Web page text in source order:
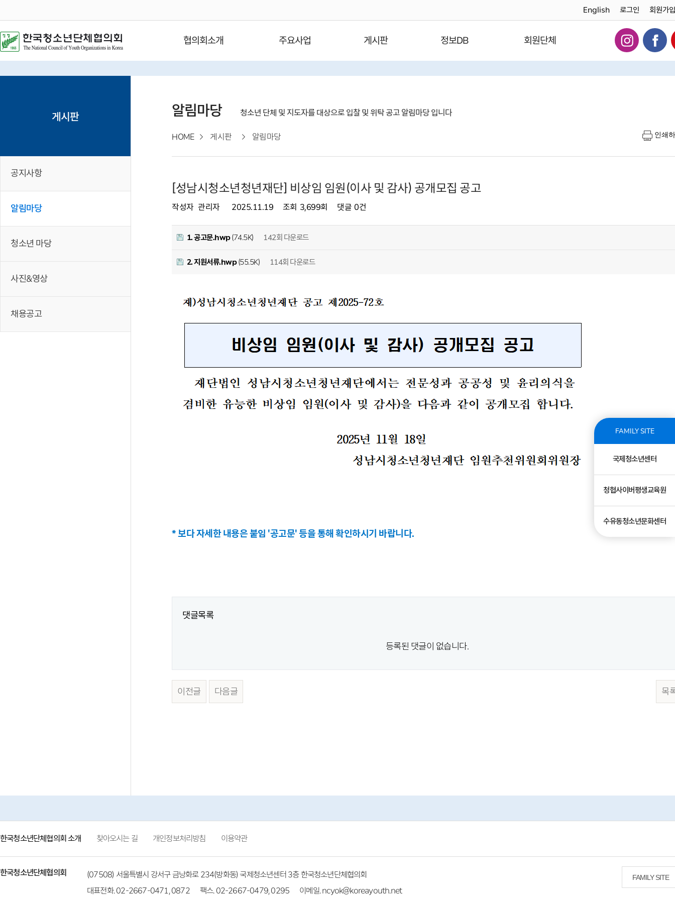
English 로그인 회원가입
협의회소개 주요사업 게시판 정보DB 회원단체
FAMILY SITE
국제청소년센터
청협사이버평생교육원
수유동청소년문화센터
게시판
공지사항
알림마당
청소년 마당
사진&영상
채용공고
알림마당 청소년 단체 및 지도자를 대상으로 입찰 및 위탁 공고 알림마당 입니다
HOME 게시판 알림마당 인쇄
[성남시청소년청년재단] 비상임 임원(이사 및 감사) 공개모집 공고
작성자 관리자 2025.11.19 조회 3,699회 댓글 0건
1. 공고문.hwp(74.5K) 142회 다운로드
2. 지원서류.hwp(55.5K) 114회 다운로드
* 보다 자세한 내용은 붙임 '공고문' 등을 통해 확인하시기 바랍니다.
댓글목록
등록된 댓글이 없습니다.
이전글 다음글 목
한국청소년단체협의회 소개 찾아오시는 길 개인정보처리방침 이용약관
FAMILY SITE
한국청소년단체협의회
(07508) 서울특별시 강서구 금낭화로 234(방화동) 국제청소년센터 3층 한국청소년단체협의회
대표전화. 02-2667-0471, 0872
팩스. 02-2667-0479, 0295 이메일. ncyok@koreayouth.net